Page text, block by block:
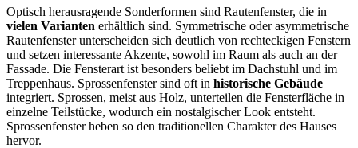
Optisch herausragende Sonderformen sind Rautenfenster, die in
vielen Varianten erhältlich sind. Symmetrische oder asymmetrische
Rautenfenster unterscheiden sich deutlich von rechteckigen Fenstern
und setzen interessante Akzente, sowohl im Raum als auch an der
Fassade. Die Fensterart ist besonders beliebt im Dachstuhl und im
Treppenhaus. Sprossenfenster sind oft in historische Gebäude
integriert. Sprossen, meist aus Holz, unterteilen die Fensterfläche in
einzelne Teilstücke, wodurch ein nostalgischer Look entsteht.
Sprossenfenster heben so den traditionellen Charakter des Hauses
hervor.